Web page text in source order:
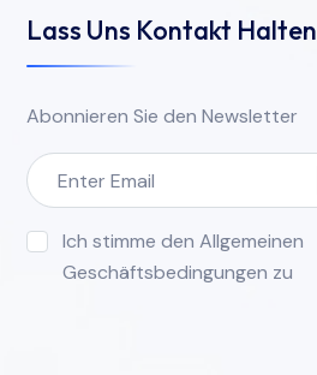
Lass Uns Kontakt Halten
Abonnieren Sie den Newsletter
Ich stimme den Allgemeinen
Geschäftsbedingungen zu